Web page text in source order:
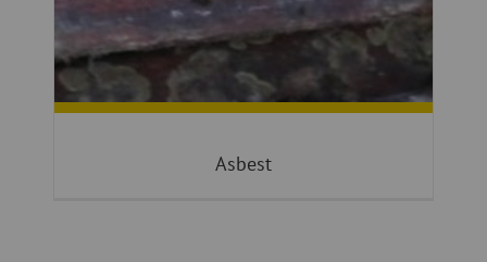
Asbest